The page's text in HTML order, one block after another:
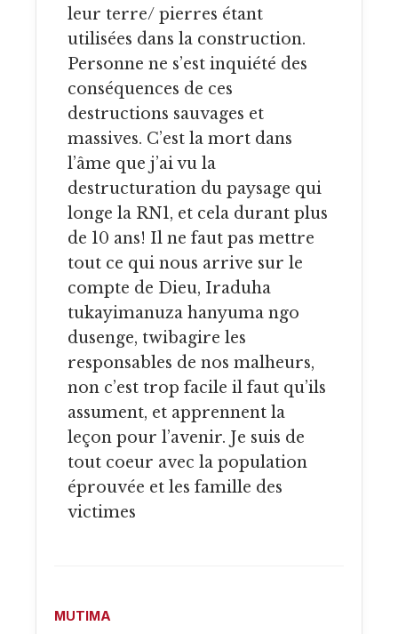
leur terre/ pierres étant
utilisées dans la construction.
Personne ne s’est inquiété des
conséquences de ces
destructions sauvages et
massives. C’est la mort dans
l’âme que j’ai vu la
destructuration du paysage qui
longe la RN1, et cela durant plus
de 10 ans! Il ne faut pas mettre
tout ce qui nous arrive sur le
compte de Dieu, Iraduha
tukayimanuza hanyuma ngo
dusenge, twibagire les
responsables de nos malheurs,
non c’est trop facile il faut qu’ils
assument, et apprennent la
leçon pour l’avenir. Je suis de
tout coeur avec la population
éprouvée et les famille des
victimes
MUTIMA